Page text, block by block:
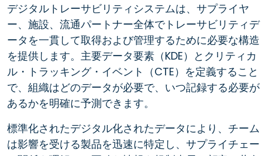
デジタルトレーサビリティシステムは、サプライヤ
ー、施設、流通パートナー全体でトレーサビリティデ
ータを一貫して取得および管理するために必要な構造
を提供します。主要データ要素（KDE）とクリティカ
ル・トラッキング・イベント（CTE）を定義すること
で、組織はどのデータが必要で、いつ記録する必要が
あるかを明確に予測できます。
標準化されたデジタル化されたデータにより、チーム
は影響を受ける製品を迅速に特定し、サプライチェー